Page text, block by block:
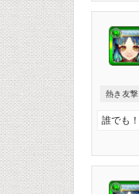
熱き友撃
誰でも！